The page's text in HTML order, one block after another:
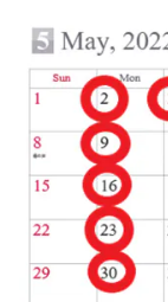
ブランド紹介
ブログ
お客様の声
ケータハム岐阜
24時間受
お問い合
車検
買取